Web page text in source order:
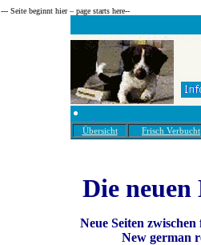
--- Seite beginnt hier – page starts here­--
Übersicht Frisch Verbucht
Die
Neue Seiten zwischen
New german